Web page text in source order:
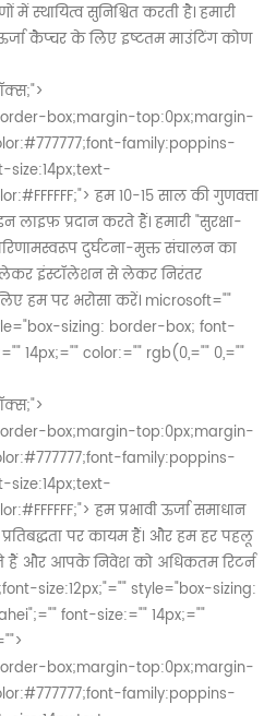
में स्थायित्व सुनिश्चित करती है। हमारी
कैप्चर के लिए इष्टतम माउंटिंग कोण
box;margin-top:0px;margin-
family:poppins-
size:14px;text-
हम 10-15 साल की गुणवत्ता
प्रदान करते हैं। हमारी "सुरक्षा-
दुर्घटना-मुक्त संचालन का
लेकर इंस्टॉलेशन से लेकर निरंतर
हम पर भरोसा करें। microsoft=""
sizing: border-box; font-
14px;="" color:="" rgb(0,="" 0,=""
box;margin-top:0px;margin-
family:poppins-
size:14px;text-
हम प्रभावी ऊर्जा समाधान
पर कायम हैं। और हम हर पहलू
हैं और आपके निवेश को अधिकतम रिटर्न
size:12px;"="" style="box-sizing:
font-size:="" 14px;=""
box;margin-top:0px;margin-
family:poppins-